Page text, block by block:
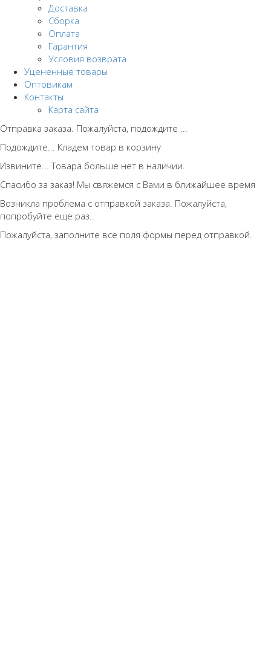
Доставка
Сборка
Оплата
Гарантия
Условия возврата
Уцененные товары
Оптовикам
Контакты
Карта сайта
Отправка заказа. Пожалуйста, подождите ...
Подождите... Кладем товар в корзину
Извините... Товара больше нет в наличии.
Спасибо за заказ! Мы свяжемся с Вами в ближайшее время
Возникла проблема с отправкой заказа. Пожалуйста,
попробуйте еще раз..
Пожалуйста, заполните все поля формы перед отправкой.